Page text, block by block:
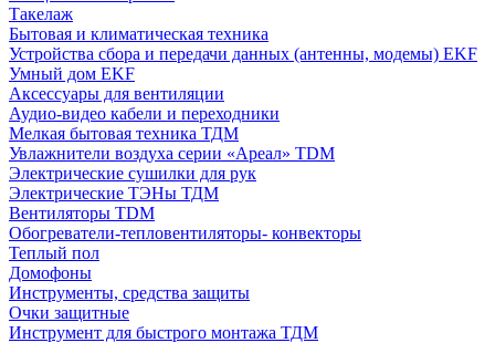
Такелаж
Бытовая и климатическая техника
Устройства сбора и передачи данных (антенны, модемы) EKF
Умный дом EKF
Аксессуары для вентиляции
Аудио-видео кабели и переходники
Мелкая бытовая техника ТДМ
Увлажнители воздуха серии «Ареал» TDM
Электрические сушилки для рук
Электрические ТЭНы ТДМ
Вентиляторы TDM
Обогреватели-тепловентиляторы- конвекторы
Теплый пол
Домофоны
Инструменты, средства защиты
Очки защитные
Инструмент для быстрого монтажа ТДМ